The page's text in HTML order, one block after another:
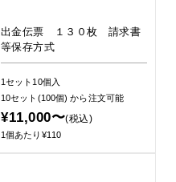
出金伝票 １３０枚 請求書
等保存方式
1セット10個入
10セット(100個)から注文可能
¥11,000〜(税込)
1個あたり¥110